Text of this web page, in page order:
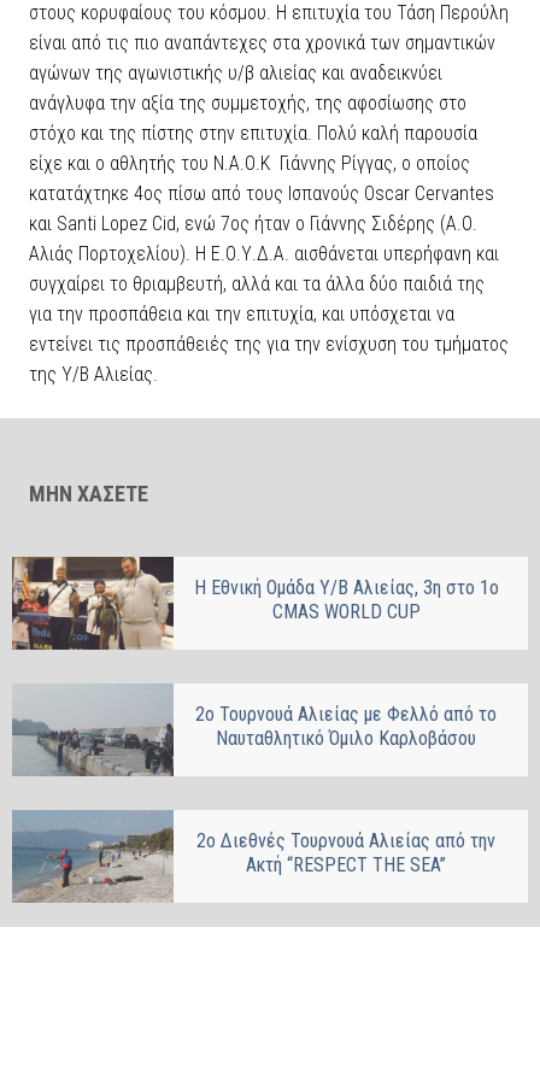
στους κορυφαίους του κόσμου. Η επιτυχία του Τάση Περούλη
είναι από τις πιο αναπάντεχες στα χρονικά των σημαντικών
αγώνων της αγωνιστικής υ/β αλιείας και αναδεικνύει
ανάγλυφα την αξία της συμμετοχής, της αφοσίωσης στο
στόχο και της πίστης στην επιτυχία. Πολύ καλή παρουσία
είχε και ο αθλητής του Ν.Α.Ο.Κ Γιάννης Ρίγγας, ο οποίος
κατατάχτηκε 4ος πίσω από τους Ισπανούς Oscar Cervantes
και Santi Lopez Cid, ενώ 7ος ήταν ο Γιάννης Σιδέρης (Α.Ο.
Αλιάς Πορτοχελίου). Η Ε.Ο.Υ.Δ.Α. αισθάνεται υπερήφανη και
συγχαίρει το θριαμβευτή, αλλά και τα άλλα δύο παιδιά της
για την προσπάθεια και την επιτυχία, και υπόσχεται να
εντείνει τις προσπάθειές της για την ενίσχυση του τμήματος
της Υ/Β Αλιείας.
ΜΗΝ ΧΑΣΕΤΕ
H Εθνική Ομάδα Υ/Β Αλιείας, 3η στο 1ο
CMAS WORLD CUP
2ο Τουρνουά Αλιείας με Φελλό από το
Ναυταθλητικό Όμιλο Καρλοβάσου
2ο Διεθνές Τουρνουά Αλιείας από την
Ακτή “RESPΕCT THE SEA”